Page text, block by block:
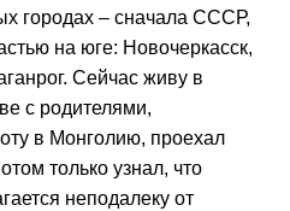
городах – сначала СССР,
на юге: Новочеркасск,
Сейчас живу в
с родителями,
в Монголию, проехал
только узнал, что
неподалеку от